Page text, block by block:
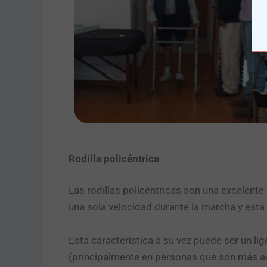
Rodilla policéntrica
Las rodillas policéntricas son una
una sola velocidad durante la marcha y
Esta característica a su vez puede ser un
(principalmente en personas que son más